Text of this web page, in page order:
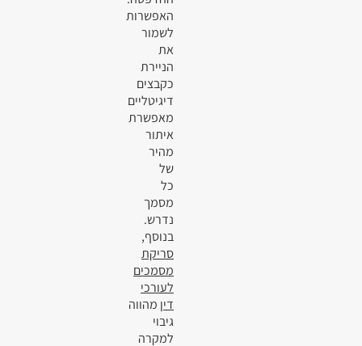
האפשרות
לשמור
את
הניירת
כקבצים
דיגיטליים
מאפשרת
איתור
מהיר
של
כל
מסמך
נדרש.
בנוסף,
סריקת
מסמכים
לעורכי
דין מהווה
גיבוי
למקרה